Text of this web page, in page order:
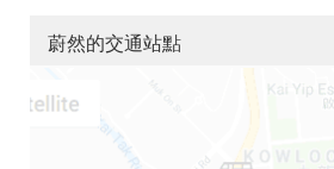
蔚然的交通站點